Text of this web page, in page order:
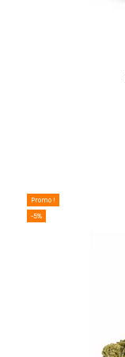
Promo !
-5%